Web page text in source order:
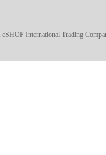
International Trading